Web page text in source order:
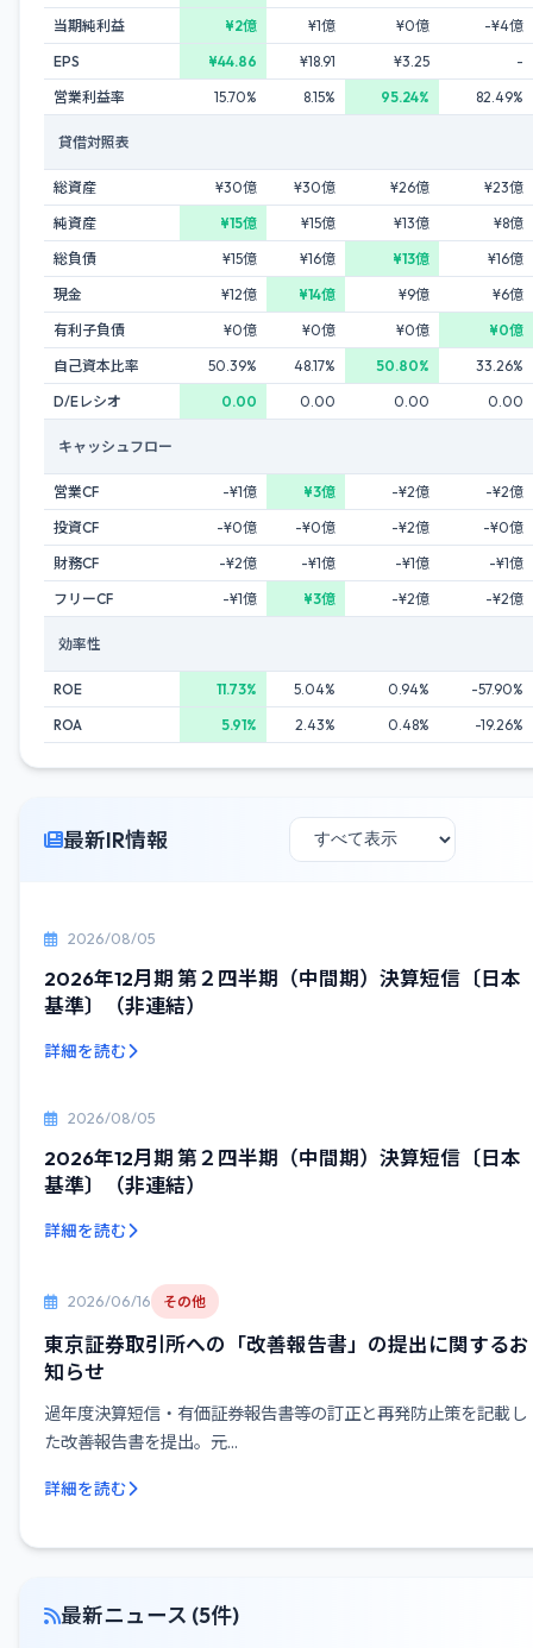
当期純利益
¥2億 ¥1億 ¥0億
-¥4億
EPS
¥44.86 ¥18.91 ¥3.25
-
営業利益率
15.70% 8.15% 95.24% 82.49%
貸借対照表
総資産 ¥30億 ¥30億 ¥26億
¥23億
純資産
¥15億 ¥15億 ¥13億
¥8億
総負債
¥15億 ¥16億 ¥13億
¥16億
現金
¥12億 ¥14億 ¥9億
¥6億
有利子負債
¥0億 ¥0億 ¥0億
¥0億
自己資本比率
50.39% 48.17% 50.80%
33.26%
D/Eレシオ
0.00 0.00 0.00 0.00
キャッシュフロー
営業CF -¥1億 ¥3億 -¥2億
-¥2億
投資CF
-¥0億 -¥0億 -¥2億
-¥0億
財務CF
-¥2億 -¥1億 -¥1億
-¥1億
フリーCF
-¥1億 ¥3億 -¥2億 -¥2億
効率性
ROE 11.73% 5.04% 0.94%
-57.90%
ROA
5.91% 2.43% 0.48% -19.26%
最新IR情報
2026/08/05
2026年12月期 第２四半期（中間期）決算短信〔日本
基準〕（非連結）
詳細を読む
2026/08/05
2026年12月期 第２四半期（中間期）決算短信〔日本
基準〕（非連結）
詳細を読む
2026/06/16 その他
東京証券取引所への「改善報告書」の提出に関するお
知らせ
過年度決算短信・有価証券報告書等の訂正と再発防止策を記載し
た改善報告書を提出。元...
詳細を読む
最新ニュース (5件)